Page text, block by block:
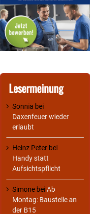
Lesermeinung
Sonnia bei
Daxenfeuer wieder
erlaubt
Heinz Peter bei
Handy statt
Aufsichtspflicht
Simone beiAb
Montag: Baustelle an
der B15